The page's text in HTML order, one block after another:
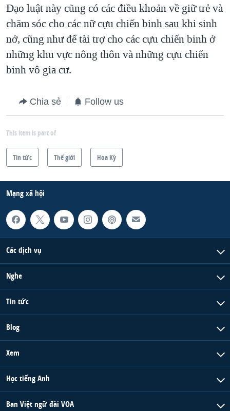
Đạo luật này cũng có các điều khoản về giữ trẻ và
chăm sóc cho các nữ cựu chiến binh sau khi sinh
nở, cũng như để tài trợ cho các cựu chiến binh ở
những khu vực nông thôn và những cựu chiến
binh vô gia cư.
Chia sẻ Follow us
This item is part of
Tin tức Thế giới Hoa Kỳ
Mạng xã hội
Các dịch vụ
Nghe
Tin tức
Blog
Xem
Học tiếng Anh
Ban Việt ngữ đài VOA